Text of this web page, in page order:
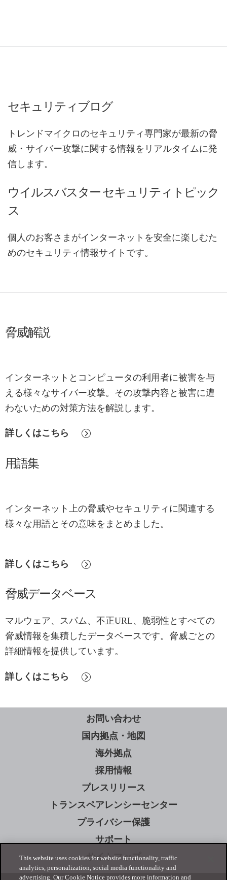
セキュリティブログ
トレンドマイクロのセキュリティ専門家が最新の脅
威・サイバー攻撃に関する情報をリアルタイムに発
信します。
ウイルスバスター セキュリティトピック
ス
個人のお客さまがインターネットを安全に楽しむた
めのセキュリティ情報サイトです。
脅威解説
インターネットとコンピュータの利用者に被害を与
える様々なサイバー攻撃。その攻撃内容と被害に遭
わないための対策方法を解説します。
詳しくはこちら
用語集
インターネット上の脅威やセキュリティに関連する
様々な用語とその意味をまとめました。
詳しくはこちら
脅威データベース
マルウェア、スパム、不正URL、脆弱性とすべての
脅威情報を集積したデータベースです。脅威ごとの
詳細情報を提供しています。
詳しくはこちら
お問い合わせ
国内拠点・地図
海外拠点
採用情報
プレスリリース
トランスペアレンシーセンター
プライバシー保護
サポート
サイトマップ
This website uses cookies for website functionality, traffic
analytics, personalization, social media functionality and
advertising. Our Cookie Notice provides more information and